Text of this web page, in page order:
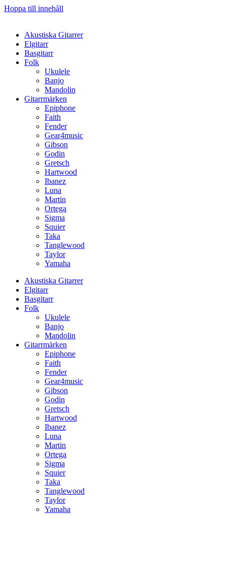
Hoppa till innehåll
Akustiska Gitarrer
Elgitarr
Basgitarr
Folk
Ukulele
Banjo
Mandolin
Gitarrmärken
Epiphone
Faith
Fender
Gear4music
Gibson
Godin
Gretsch
Hartwood
Ibanez
Luna
Martin
Ortega
Sigma
Squier
Taka
Tanglewood
Taylor
Yamaha
Akustiska Gitarrer
Elgitarr
Basgitarr
Folk
Ukulele
Banjo
Mandolin
Gitarrmärken
Epiphone
Faith
Fender
Gear4music
Gibson
Godin
Gretsch
Hartwood
Ibanez
Luna
Martin
Ortega
Sigma
Squier
Taka
Tanglewood
Taylor
Yamaha